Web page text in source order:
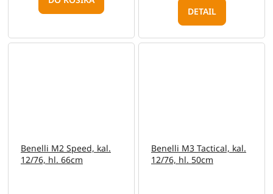
DETAIL
Benelli M2 Speed, kal.
12/76, hl. 66cm
Benelli M3 Tactical, kal.
12/76, hl. 50cm